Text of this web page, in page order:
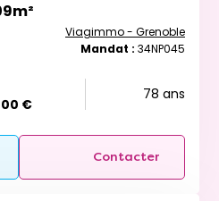
Viagimmo - Grenoble
Mandat : 34NP045
€
78 ans
Contacter